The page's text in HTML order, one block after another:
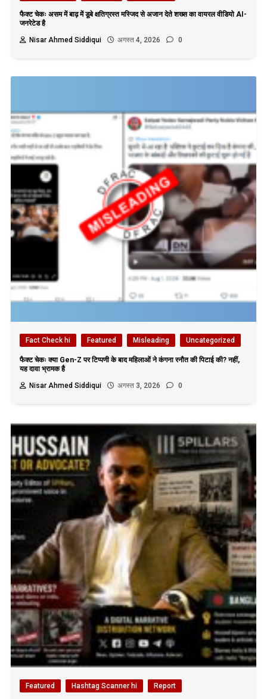
फैक्ट चेकः असम में बाढ़ में डूबे क्षतिग्रस्त मस्जिद से अजान देते शख्स का वायरल वीडियो AI-
जनरेटेड है
Nisar Ahmed Siddiqui
अगस्त 4, 2026 0
Fact Check hi Featured Misleading Uncategorized
फैक्ट चेकः क्या Gen-Z पर टिप्पणी के बाद महिलाओं ने कंगना रनौत की पिटाई की? नहीं,
यह दावा भ्रामक है
Nisar Ahmed Siddiqui
अगस्त 3, 2026 0
Featured Hashtag Scanner hi Report